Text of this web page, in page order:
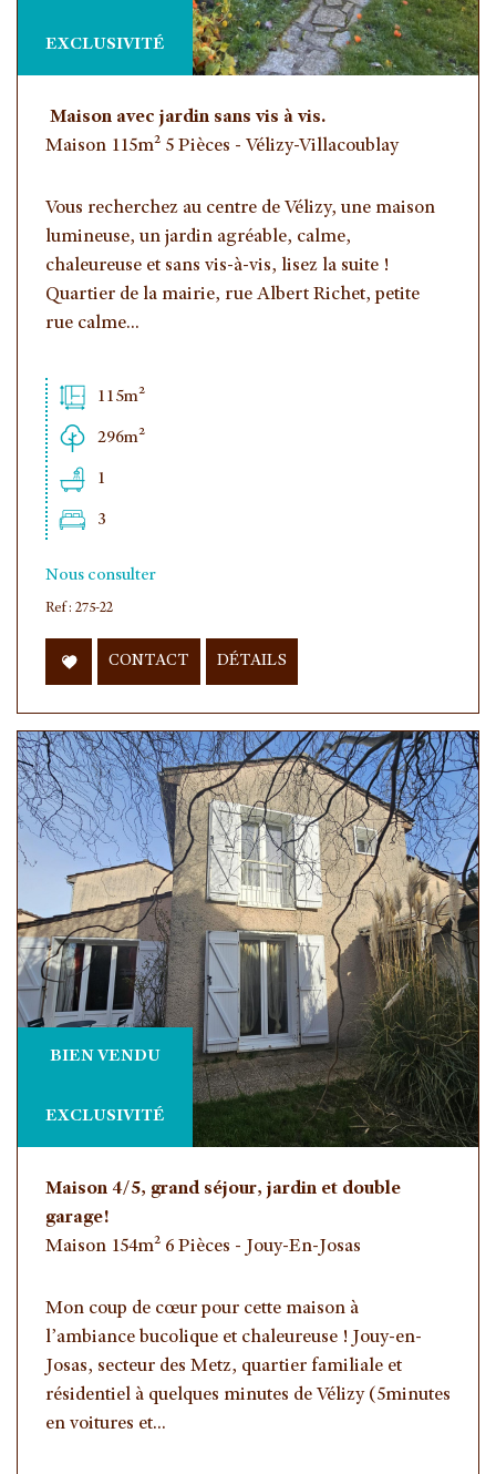
EXCLUSIVITÉ
Maison avec jardin sans vis à vis.
Maison 115m² 5 Pièces - Vélizy-Villacoublay
Vous recherchez au centre de Vélizy, une maison
lumineuse, un jardin agréable, calme,
chaleureuse et sans vis-à-vis, lisez la suite !
Quartier de la mairie, rue Albert Richet, petite
rue calme...
115m²
296m²
1
3
Nous consulter
Ref : 275-22
CONTACT DÉTAILS
BIEN VENDU
EXCLUSIVITÉ
Maison 4/5, grand séjour, jardin et double
garage!
Maison 154m² 6 Pièces - Jouy-En-Josas
Mon coup de cœur pour cette maison à
l’ambiance bucolique et chaleureuse ! Jouy-en-
Josas, secteur des Metz, quartier familiale et
résidentiel à quelques minutes de Vélizy (5minutes
en voitures et...